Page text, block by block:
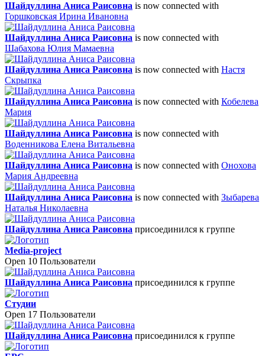
Шайдуллина Аниса Раисовна is now connected with
Горшковская Ирина Ивановна
Шайдуллина Аниса Раисовна is now connected with
Шабахова Юлия Мамаевна
Шайдуллина Аниса Раисовна is now connected with Настя
Скрыпка
Шайдуллина Аниса Раисовна is now connected with Кобелева
Мария
Шайдуллина Аниса Раисовна is now connected with
Воденникова Елена Витальевна
Шайдуллина Аниса Раисовна is now connected with Онохова
Мария Андреевна
Шайдуллина Аниса Раисовна is now connected with Зыбарева
Наталья Николаевна
Шайдуллина Аниса Раисовна присоединился к группе
Media-project
Open 10 Пользователи
Шайдуллина Аниса Раисовна присоединился к группе
Студии
Open 17 Пользователи
Шайдуллина Аниса Раисовна присоединился к группе